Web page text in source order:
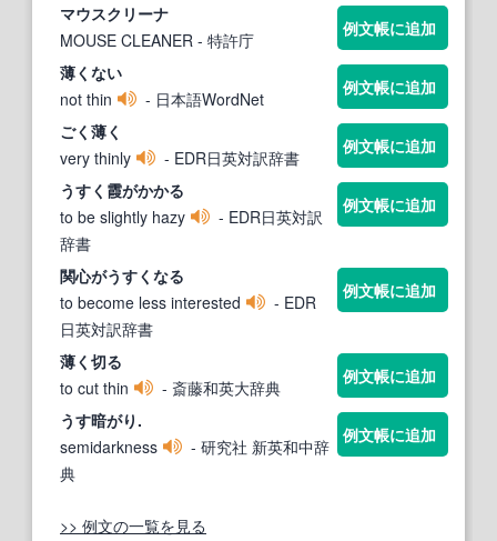
マウスク リーナ
MOUSE CLEANER - 特許庁
例文帳に追加
薄くない
not thin
- 日本語WordNet
例文帳に追加
ごく薄く
very thinly
- EDR日英対訳辞書
例文帳に追加
うすく 霞がかかる
to be slightly hazy
- EDR日英対訳
辞書
例文帳に追加
関心がうすく なる
to become less interested
- EDR
日英対訳辞書
例文帳に追加
薄く切る
to cut thin
- 斎藤和英大辞典
例文帳に追加
うす暗がり.
semidarkness
- 研究社 新英和中辞
典
例文帳に追加
>> 例文の一覧を見る